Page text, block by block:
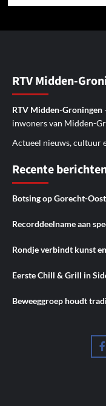
RTV Midden-
RTV Midden-Groningen
inwoners van Midden-
Actueel nieuws, cultuur
Recente
Botsing op Gorecht-
Recorddeelname aan
Rondje verbindt kunst
Eerste Chill & Grill in
Beweeggroep houdt